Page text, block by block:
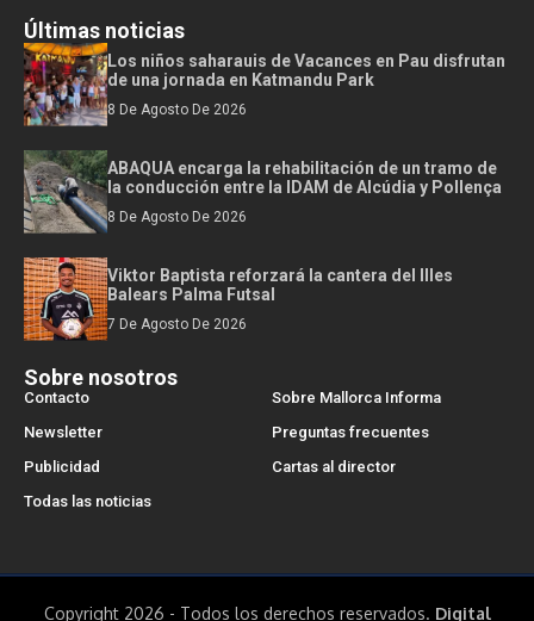
Últimas noticias
Los niños saharauis de Vacances en Pau disfrutan
de una jornada en Katmandu Park
8 De Agosto De 2026
ABAQUA encarga la rehabilitación de un tramo de
la conducción entre la IDAM de Alcúdia y Pollença
8 De Agosto De 2026
Viktor Baptista reforzará la cantera del Illes
Balears Palma Futsal
7 De Agosto De 2026
Sobre nosotros
Contacto
Sobre Mallorca Informa
Newsletter
Preguntas frecuentes
Publicidad
Cartas al director
Todas las noticias
Copyright 2026 - Todos los derechos reservados. Digital